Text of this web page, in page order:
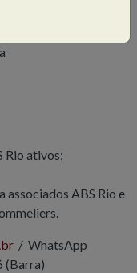
Rio ativos;
associados ABS Rio e
/ WhatsApp
(Barra)